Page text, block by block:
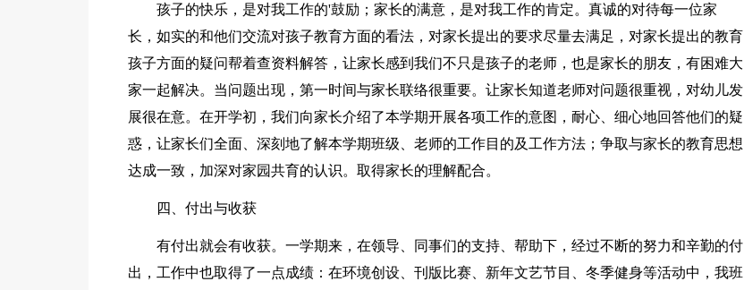
孩子的快乐，是对我工作的'鼓励；家长的满意，是对我工作的肯定。真诚的对待每一位家
长，如实的和他们交流对孩子教育方面的看法，对家长提出的要求尽量去满足，对家长提出的教育
孩子方面的疑问帮着查资料解答，让家长感到我们不只是孩子的老师，也是家长的朋友，有困难大
家一起解决。当问题出现，第一时间与家长联络很重要。让家长知道老师对问题很重视，对幼儿发
展很在意。在开学初，我们向家长介绍了本学期开展各项工作的意图，耐心、细心地回答他们的疑
惑，让家长们全面、深刻地了解本学期班级、老师的工作目的及工作方法；争取与家长的教育思想
达成一致，加深对家园共育的认识。取得家长的理解配合。
四、付出与收获
有付出就会有收获。一学期来，在领导、同事们的支持、帮助下，经过不断的努力和辛勤的付
出，工作中也取得了一点成绩：在环境创设、刊版比赛、新年文艺节目、冬季健身等活动中，我班